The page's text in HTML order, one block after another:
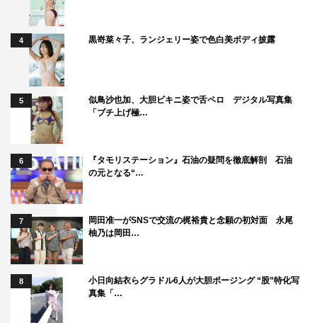
4 黒嵜菜々子、ランジェリー姿で色白美ボディ披露
5
似鳥沙也加、大胆ビキニ姿で舌ペロ デジタル写真集
「ブチ上げ極…
6
『タモリステーション』石油の疑問を徹底解剖 石油
の元となる“…
7
岡田准一がSNSで交流の梶裕貴と念願の初対面 永尾
柚乃は岡田…
8
小日向結衣らグラドル6人が大胆ポージング “股”特化写
真集「…